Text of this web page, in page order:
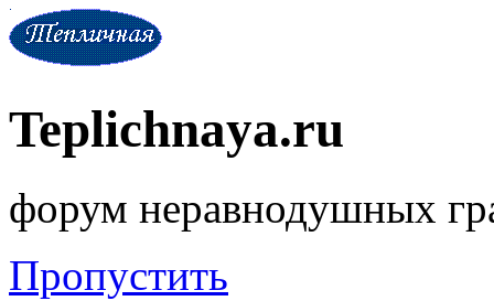
Teplichnaya.ru
форум неравнодушных
Пропустить